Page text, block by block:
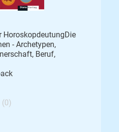
HoroskopdeutungDie
- Archetypen,
Beruf,
(0)